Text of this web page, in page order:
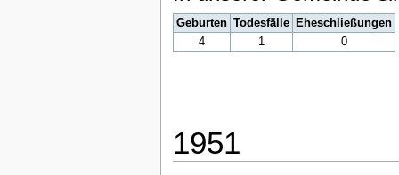
Geburten Todesfälle
Eheschließungen
4
1 0
1951